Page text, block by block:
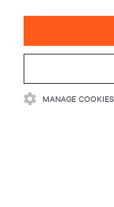
DOŁĄCZ DO NAS
MANAGE COOKIES